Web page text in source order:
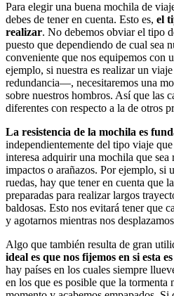
Para elegir una buena mochila de
debes de tener en cuenta. Esto es, el
realizar. No debemos obviar el tipo
puesto que dependiendo de cual sea
conveniente que nos equipemos con
ejemplo, si nuestra es realizar un
redundancia—, necesitaremos una
sobre nuestros hombros. Así que las
diferentes con respecto a la de otros
La resistencia de la mochila es
independientemente del tipo viaje
interesa adquirir una mochila que sea
impactos o arañazos. Por ejemplo, si
ruedas, hay que tener en cuenta que
preparadas para realizar largos
baldosas. Esto nos evitará tener que
y agotarnos mientras nos
Algo que también resulta de gran
ideal es que nos fijemos en si esta
hay países en los cuales siempre
en los que es posible que la tormenta